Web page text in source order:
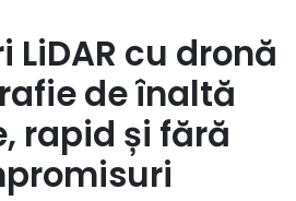
LiDAR cu dronă
de înaltă
rapid și fără